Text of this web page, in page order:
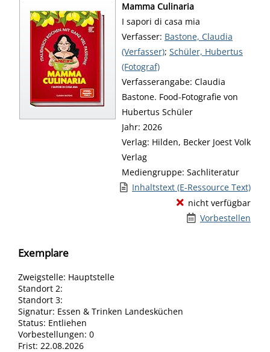
Mamma Culinaria
I sapori di casa mia
Verfasser: Suche nach diesem
Bastone, Claudia
(Verfasser); Schüler, Hubertus
(Fotograf)
Verfasserangabe: Claudia
Bastone. Food-Fotografie von
Hubertus Schüler
Jahr: 2026
Verlag: Hilden, Becker Joest Volk
Verlag
Mediengruppe: Sachliteratur
Link zu einem externen
Inhaltstext (E-Ressource Text)
nicht verfügbar
Vorbestellen
Exemplare
Zweigstelle: Hauptstelle
Standort 2:
Standort 3:
Signatur: Essen & Trinken Landesküchen
Status: Entliehen
Vorbestellungen: 0
Frist: 22.08.2026